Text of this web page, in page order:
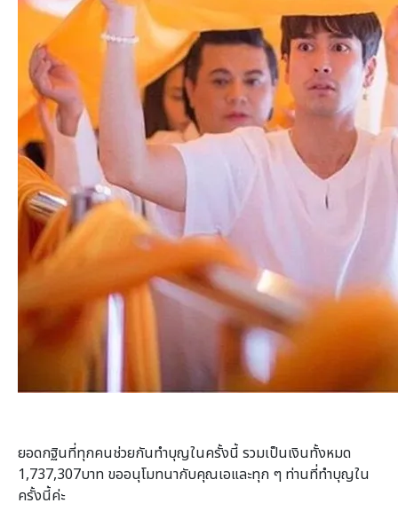
ยอดกฐินที่ทุกคนช่วยกันทำบุญในครั้งนี้ รวมเป็นเงินทั้งหมด
1,737,307บาท ขออนุโมทนากับคุณเอและทุก ๆ ท่านที่ทำบุญใน
ครั้งนี้ค่ะ